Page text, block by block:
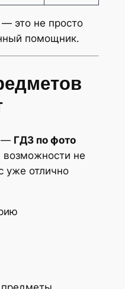
это не просто
помощник.
— ГДЗ по фото
возможности не
уже отлично